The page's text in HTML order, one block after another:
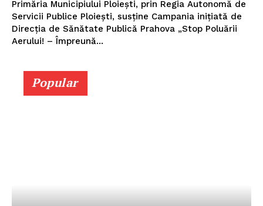
Primăria Municipiului Ploiești, prin Regia Autonomă de
Servicii Publice Ploiești, susține Campania inițiată de
Direcția de Sănătate Publică Prahova „Stop Poluării
Aerului! – Împreună...
Popular